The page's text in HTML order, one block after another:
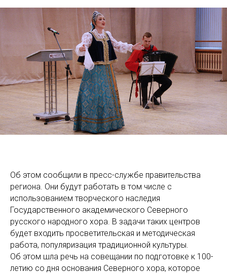
Об этом сообщили в пресс-службе правительства
региона. Они будут работать в том числе с
использованием творческого наследия
Государственного академического Северного
русского народного хора. В задачи таких центров
будет входить просветительская и методическая
работа, популяризация традиционной культуры.
Об этом шла речь на совещании по подготовке к 100-
летию со дня основания Северного хора, которое